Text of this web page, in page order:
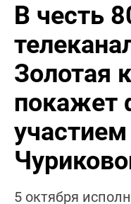
В честь
Золотая
покажет
5 октября